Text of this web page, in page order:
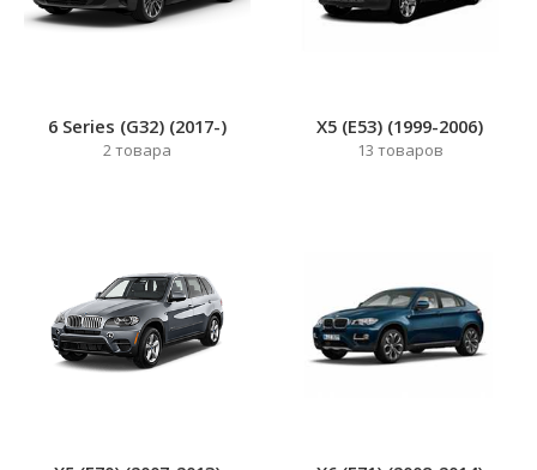
6 Series (G32) (2017-)
2товара
X5 (E53) (1999-2006)
13 товаров